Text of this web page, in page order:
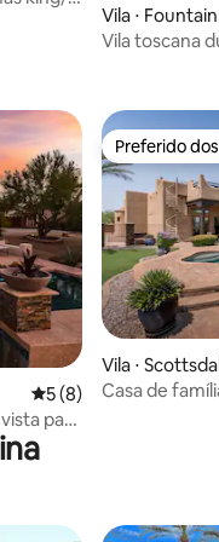
Vila ⋅
Vila toscana
5 de uma avaliação
5 (8)
para
Preferido
Preferido
Vila ⋅
Casa de